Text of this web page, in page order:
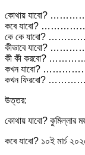
কোথায় যাবো?
কবে যাবো?
কে কে যাবো?
কীভাবে যাবো?
কী কী করবো?
কখন যাবো?
কখন ফিরবো?
উত্তর:
কোথায় যাবো? কুমিল্লার
কবে যাবো? ১০ই মার্চ